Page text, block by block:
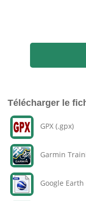
Télécharger le
GPX (.gpx)
Garmin
Google Earth